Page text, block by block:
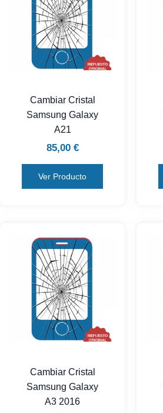
Cambiar Cristal
Samsung Galaxy
A21
85,00 €
Ver Producto
Cambiar Cristal
Samsung Galaxy
A3 2016